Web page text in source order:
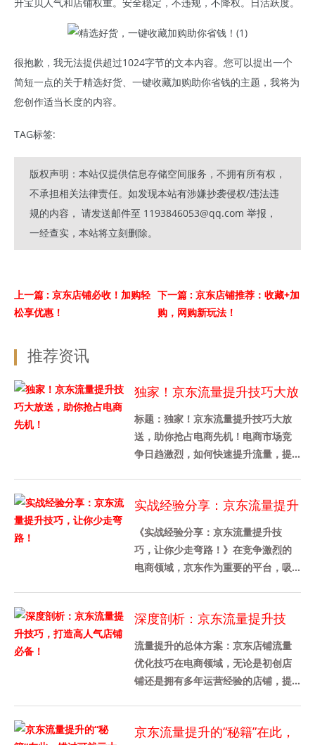
很抱歉，我无法提供超过1024字节的文本内容。您可以提出一个
简短一点的关于精选好货、一键收藏加购助你省钱的主题，我将为
您创作适当长度的内容。
TAG标签:
版权声明：本站仅提供信息存储空间服务，不拥有所有权，
不承担相关法律责任。如发现本站有涉嫌抄袭侵权/违法违
规的内容， 请发送邮件至 1193846053@qq.com 举报，
一经查实，本站将立刻删除。
上一篇 : 京东店铺必收！加购轻
松享优惠！
下一篇 : 京东店铺推荐：收藏+加
购，网购新玩法！
推荐资讯
独家！京东流量提升技巧大放
送，助你抢占电商先机！
标题：独家！京东流量提升技巧大放
送，助你抢占电商先机！电商市场竞
争日趋激烈，如何快速提升流量，提
验......
实战经验分享：京东流量提升
技巧，让你少走弯路！
《实战经验分享：京东流量提升技
巧，让你少走弯路！》在竞争激烈的
电商领域，京东作为重要的平台，吸
颖......
深度剖析：京东流量提升技
巧，打造高人气店铺必备！
流量提升的总体方案：京东店铺流量
优化技巧在电商领域，无论是初创店
铺还是拥有多年运营经验的店铺，提
京东流量提升的“秘籍”在此，